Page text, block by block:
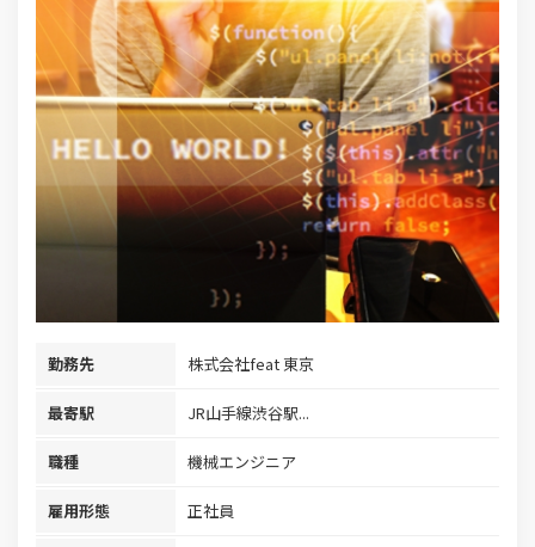
勤務先 株式会社feat 東京
最寄駅 JR山手線渋谷駅...
職種 機械エンジニア
雇用形態 正社員